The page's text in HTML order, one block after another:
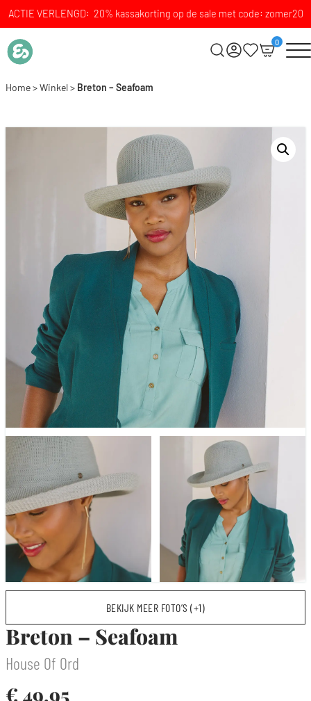
ACTIE VERLENGD: 20% kassakorting op de sale met code: zomer20
0
Home>Winkel> Breton – Seafoam
BEKIJK MEER FOTO’S (+1)
Breton – Seafoam
House Of Ord
€49,95